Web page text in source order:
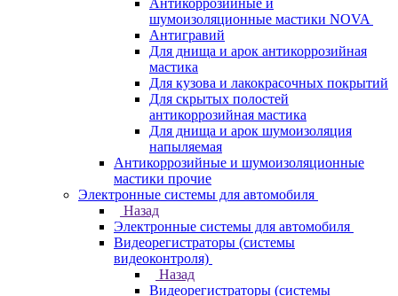
Антикоррозийные и
шумоизоляционные мастики NOVA
Антигравий
Для днища и арок антикоррозийная
мастика
Для кузова и лакокрасочных покрытий
Для скрытых полостей
антикоррозийная мастика
Для днища и арок шумоизоляция
напыляемая
Антикоррозийные и шумоизоляционные
мастики прочие
Электронные системы для автомобиля
Назад
Электронные системы для автомобиля
Видеорегистраторы (системы
видеоконтроля)
Назад
Видеорегистраторы (системы